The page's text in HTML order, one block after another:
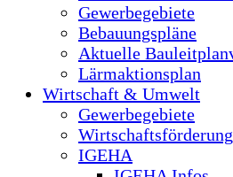
Gewerbegebiete
Bebauungspläne
Aktuelle
Lärmaktionsplan
Wirtschaft & Umwelt
Gewerbegebiete
Wirtschaftsförderung
IGEHA